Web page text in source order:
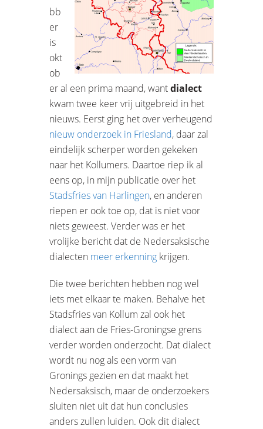
bb
er
is
okt
ob
er al een prima maand, wantdialect
kwam twee keer vrij uitgebreid in het
nieuws. Eerst ging het over verheugend
nieuw onderzoek in Friesland, daar zal
eindelijk scherper worden gekeken
naar het Kollumers. Daartoe riep ik al
eens op, in mijn publicatie over het
Stadsfries van Harlingen, en anderen
riepen er ook toe op, dat is niet voor
niets geweest. Verder was er het
vrolijke bericht dat de Nedersaksische
dialecten meer erkenning krijgen.
Die twee berichten hebben nog wel
iets met elkaar te maken. Behalve het
Stadsfries van Kollum zal ook het
dialect aan de Fries-Groningse grens
verder worden onderzocht. Dat dialect
wordt nu nog als een vorm van
Gronings gezien en dat maakt het
Nedersaksisch, maar de onderzoekers
sluiten niet uit dat hun conclusies
anders zullen luiden. Ook dit dialect